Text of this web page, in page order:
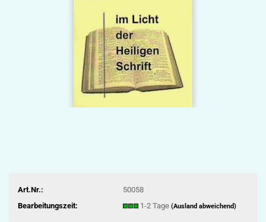
Art.Nr.:
50058
Bearbeitungszeit:
1-2 Tage (Ausland abweichend)